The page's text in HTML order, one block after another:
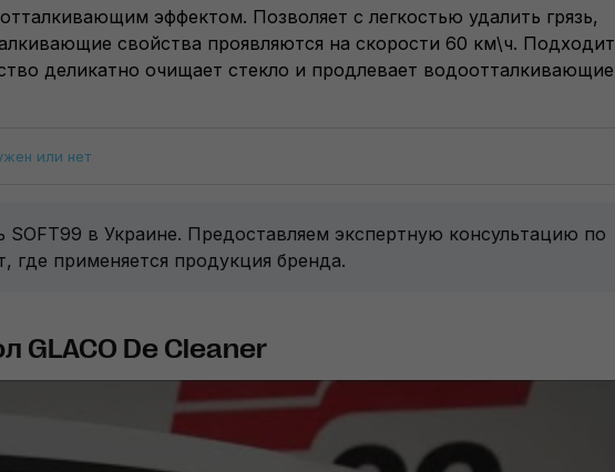
эффектом. Позволяет с легкостью удалить грязь,
свойства проявляются на скорости 60 км\ч. Подходит
деликатно очищает стекло и продлевает водоотталкивающие
или нет
SOFT99 в Украине. Предоставляем экспертную консультацию по
где применяется продукция бренда.
GLACO De Cleaner